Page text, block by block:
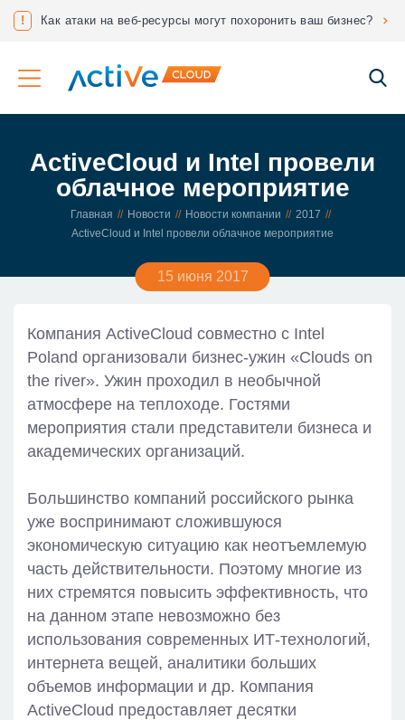
! Соответствие ФЗ 152 «О защите персональных данных»
ActiveCloud и Intel провели
облачное мероприятие
Главная Новости Новости компании
2017
ActiveCloud и Intel провели облачное мероприятие
15 июня 2017
Компания ActiveCloud совместно с Intel
Poland организовали бизнес-ужин «Clouds on
the river». Ужин проходил в необычной
атмосфере на теплоходе. Гостями
мероприятия стали представители бизнеса и
академических организаций.
Большинство компаний российского рынка
уже воспринимают сложившуюся
экономическую ситуацию как неотъемлемую
часть действительности. Поэтому многие из
них стремятся повысить эффективность, что
на данном этапе невозможно без
использования современных ИТ-технологий,
интернета вещей, аналитики больших
объемов информации и др. Компания
ActiveCloud предоставляет десятки